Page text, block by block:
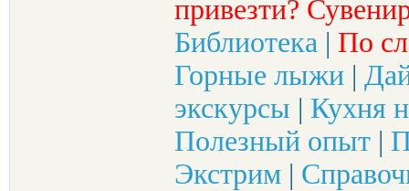
привезти?
Библиотека | По
Горные лыжи |
экскурсы | Кухня
Полезный опыт |
Экстрим |